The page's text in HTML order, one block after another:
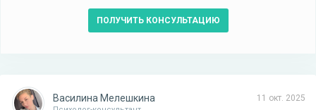
ПОЛУЧИТЬ КОНСУЛЬТАЦИЮ
11 окт. 2025
Василина Мелешкина